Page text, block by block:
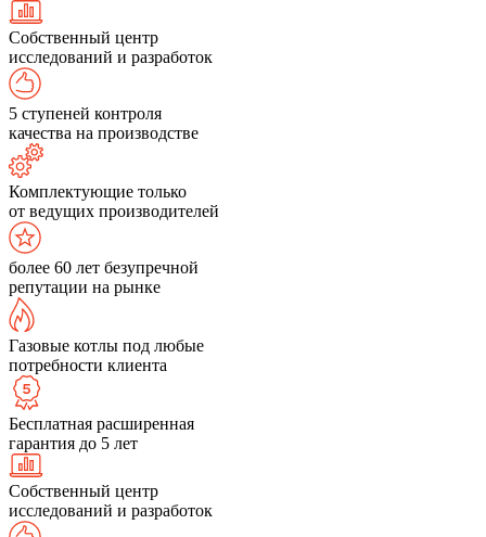
Собственный центр
исследований и разработок
5 ступеней контроля
качества на производстве
Комплектующие только
от ведущих производителей
более 60 лет безупречной
репутации на рынке
Газовые котлы под любые
потребности клиента
Бесплатная расширенная
гарантия до 5 лет
Собственный центр
исследований и разработок